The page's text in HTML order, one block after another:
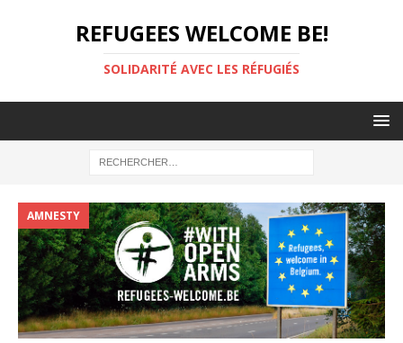
REFUGEES WELCOME BE!
SOLIDARITÉ AVEC LES RÉFUGIÉS
AMNESTY